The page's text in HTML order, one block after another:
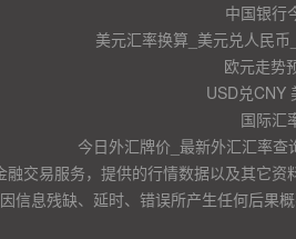
中国银行
美元汇率换算_美元兑人民
欧元走势
USD兑CNY
国际汇
今日外汇牌价_最新外汇汇率
融交易服务，提供的行情数据以及其它
因信息残缺、延时、错误所产生任何后果